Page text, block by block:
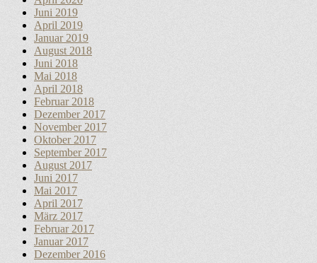
Juni 2019
April 2019
Januar 2019
August 2018
Juni 2018
Mai 2018
April 2018
Februar 2018
Dezember 2017
November 2017
Oktober 2017
September 2017
August 2017
Juni 2017
Mai 2017
April 2017
März 2017
Februar 2017
Januar 2017
Dezember 2016